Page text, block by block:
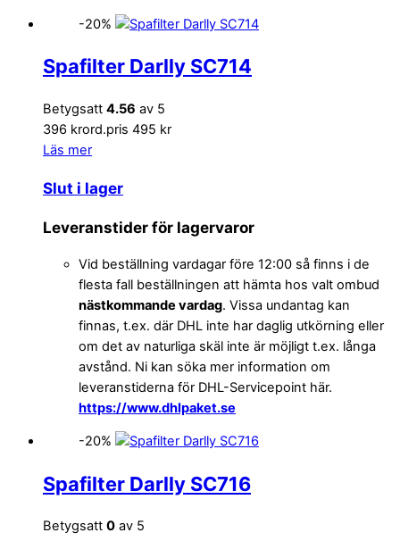
-20%
Spafilter Darlly SC714
Betygsatt 4.56 av 5
396 krord.pris 495 kr
Läs mer
Slut i lager
Leveranstider för lagervaror
Vid beställning vardagar före 12:00 så finns i de
flesta fall beställningen att hämta hos valt ombud
nästkommande vardag. Vissa undantag kan
finnas, t.ex. där DHL inte har daglig utkörning eller
om det av naturliga skäl inte är möjligt t.ex. långa
avstånd. Ni kan söka mer information om
leveranstiderna för DHL-Servicepoint här.
https://www.dhlpaket.se
-20%
Spafilter Darlly SC716
Betygsatt 0 av 5